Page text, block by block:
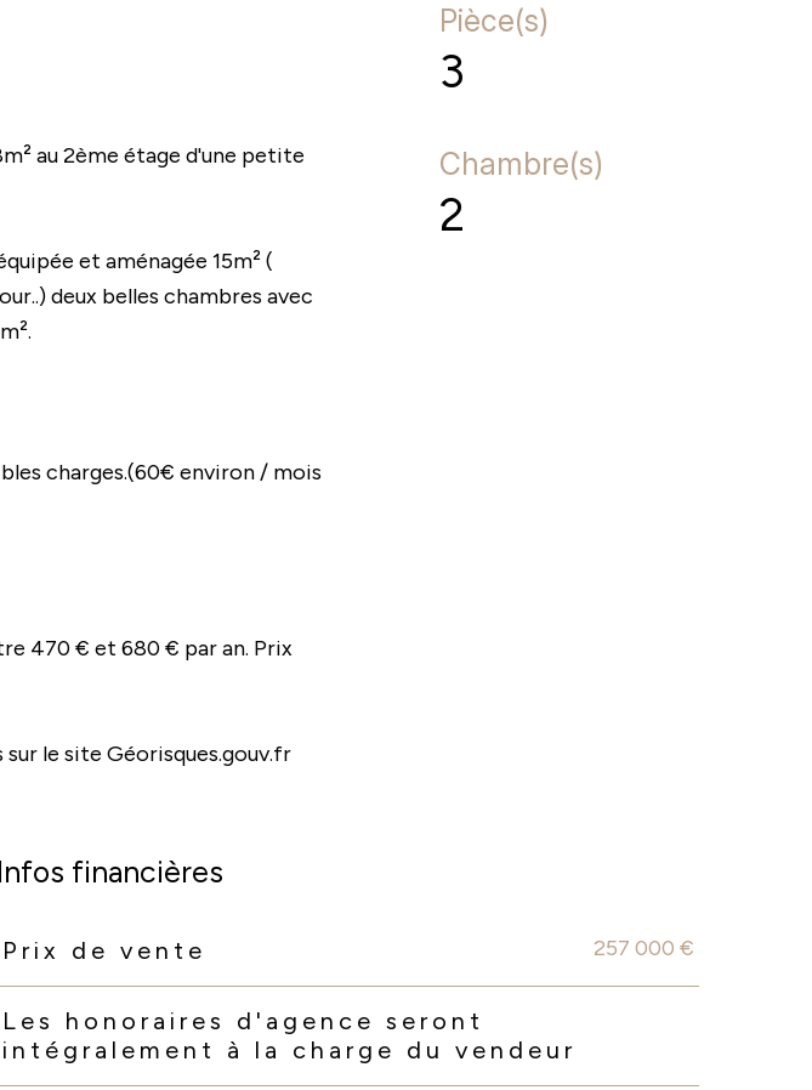
au 2ème étage d'une petite
et aménagée 15m² (
deux belles chambres avec
charges.(60€ environ / mois
470 € et 680 € par an. Prix
le site Géorisques.gouv.fr
Pièce(s)
3
Chambre(s)
2
Infos financières
Caractéristiques Valeurs
Prix de vente 257 000 €
Les honoraires d'agence seront
intégralement à la charge du vendeur